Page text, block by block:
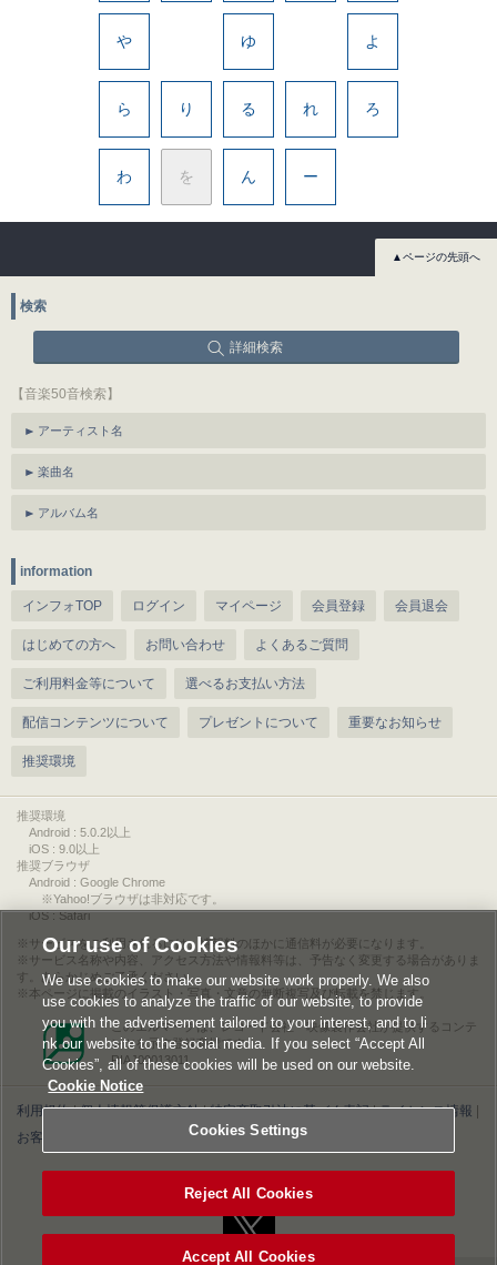
や ゆ よ
ら り る れ ろ
わ を ん ー
▲ページの先頭へ
検索
詳細検索
【音楽50音検索】
アーティスト名
楽曲名
アルバム名
information
インフォTOP ログイン マイページ 会員登録 会員退会
はじめての方へ お問い合わせ よくあるご質問
ご利用料金等について 選べるお支払い方法
配信コンテンツについて プレゼントについて 重要なお知らせ
推奨環境
推奨環境
Android : 5.0.2以上
iOS : 9.0以上
推奨ブラウザ
Android : Google Chrome
※Yahoo!ブラウザは非対応です。
iOS : Safari
サービスをご利用されるには、情報料のほかに通信料が必要になります。
サービス名称や内容、アクセス方法や情報料等は、予告なく変更する場合がありま
す。あらかじめご了承ください。
本ページに掲載のイラスト・写真・文章の無断複写及び転載を禁じます。
このエルマークは、レコード会社・映像製作会社が提供するコンテ
ンツを示す登録商標です。
RIAJ00013011
利用規約|個人情報等保護方針|特定商取引法に基づく表記|ライセンス情報
お客様情報の外部送信について|Cookies Settings
Our use of Cookies
We use cookies to make our website work properly. We also
use cookies to analyze the traffic of our website, to provide
you with the advertisement tailored to your interest, and to li
nk our website to the social media. If you select “Accept All
Cookies”, all of these cookies will be used on our website.
Cookie Notice
Cookies Settings
Reject All Cookies
Accept All Cookies